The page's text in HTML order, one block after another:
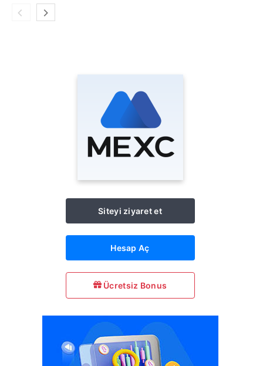
Siteyi ziyaret et
Hesap Aç
Ücretsiz Bonus